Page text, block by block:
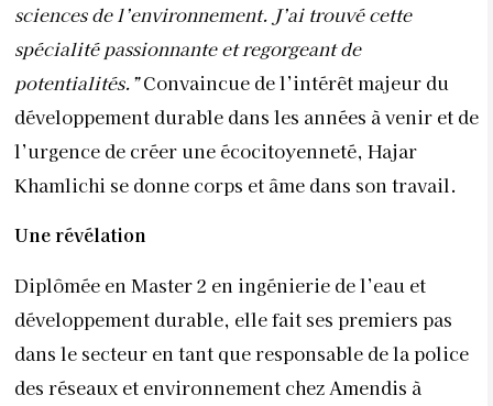
sciences de l’environnement. J’ai trouvé cette
spécialité passionnante et regorgeant de
potentialités.”Convaincue de l’intérêt majeur du
développement durable dans les années à venir et de
l’urgence de créer une écocitoyenneté, Hajar
Khamlichi se donne corps et âme dans son travail.
Une révélation
Diplômée en Master 2 en ingénierie de l’eau et
développement durable, elle fait ses premiers pas
dans le secteur en tant que responsable de la police
des réseaux et environnement chez Amendis à